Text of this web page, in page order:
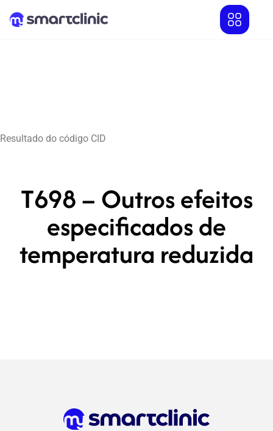
Resultado do código CID
T698 – Outros efeitos
especificados de
temperatura reduzida